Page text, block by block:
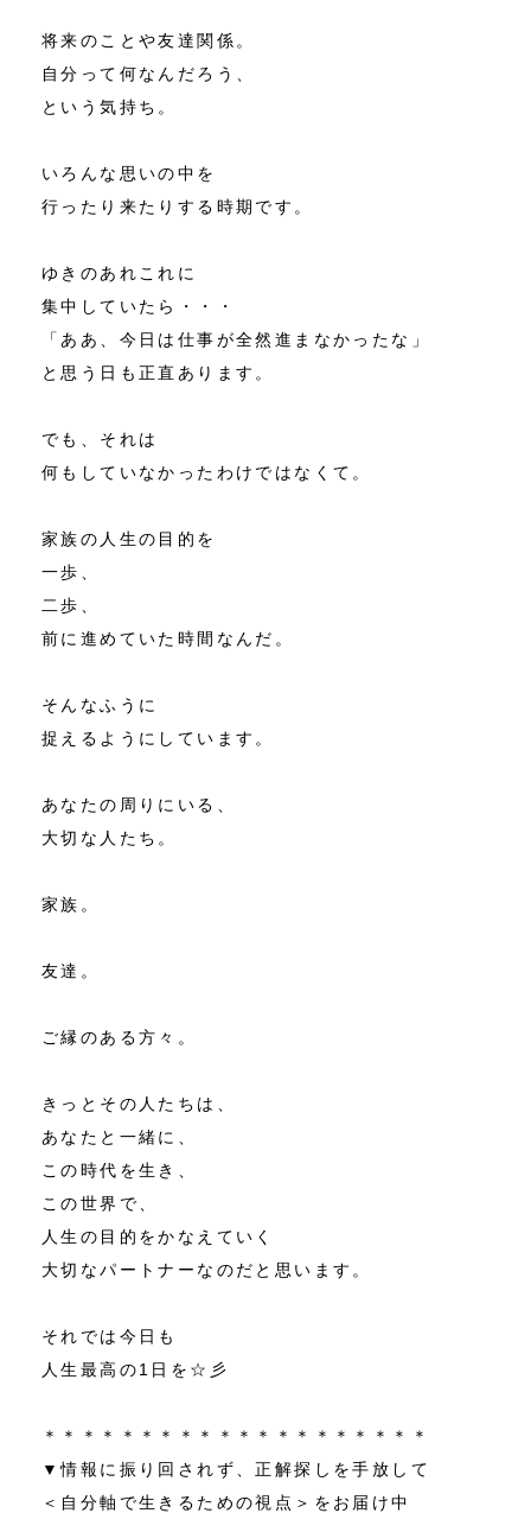
将来のことや友達関係。
自分って何なんだろう、
という気持ち。
いろんな思いの中を
行ったり来たりする時期です。
ゆきのあれこれに
集中していたら・・・
「ああ、今日は仕事が全然進まなかったな」
と思う日も正直あります。
でも、それは
何もしていなかったわけではなくて。
家族の人生の目的を
一歩、
二歩、
前に進めていた時間なんだ。
そんなふうに
捉えるようにしています。
あなたの周りにいる、
大切な人たち。
家族。
友達。
ご縁のある方々。
きっとその人たちは、
あなたと一緒に、
この時代を生き、
この世界で、
人生の目的をかなえていく
大切なパートナーなのだと思います。
それでは今日も
人生最高の1日を☆彡
＊＊＊＊＊＊＊＊＊＊＊＊＊＊＊＊＊＊＊＊
▼情報に振り回されず、正解探しを手放して
＜自分軸で生きるための視点＞をお届け中